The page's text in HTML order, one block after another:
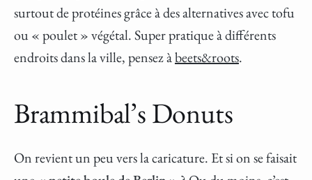
surtout de protéines grâce à des alternatives avec tofu
ou « poulet » végétal. Super pratique à différents
endroits dans la ville, pensez àbeets&roots.
Brammibal’s Donuts
On revient un peu vers la caricature. Et si on se faisait